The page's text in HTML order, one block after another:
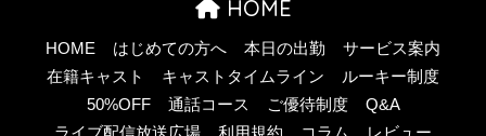
HOME
HOME はじめての方へ 本日の出勤
サービス案内
在籍キャスト
キャストタイムライン
ルーキー制度
50%OFF
通話コース ご優待制度
Q&A